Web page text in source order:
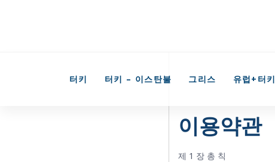
터키 터키 – 이스탄불 그리스 유럽+터키
이용약관
제 1 장 총 칙